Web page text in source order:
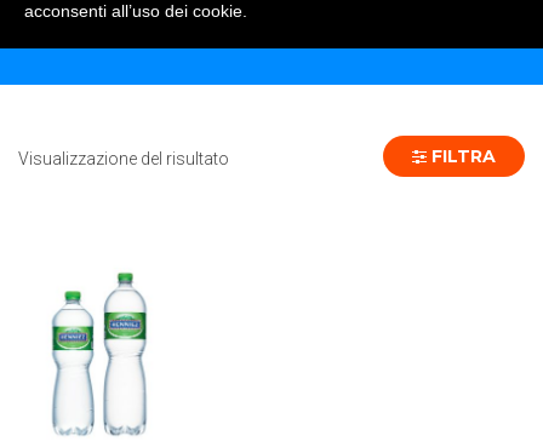
Home Prodotto Formato
Visualizzazione del risultato FILTRA
acconsenti all’uso dei cookie.